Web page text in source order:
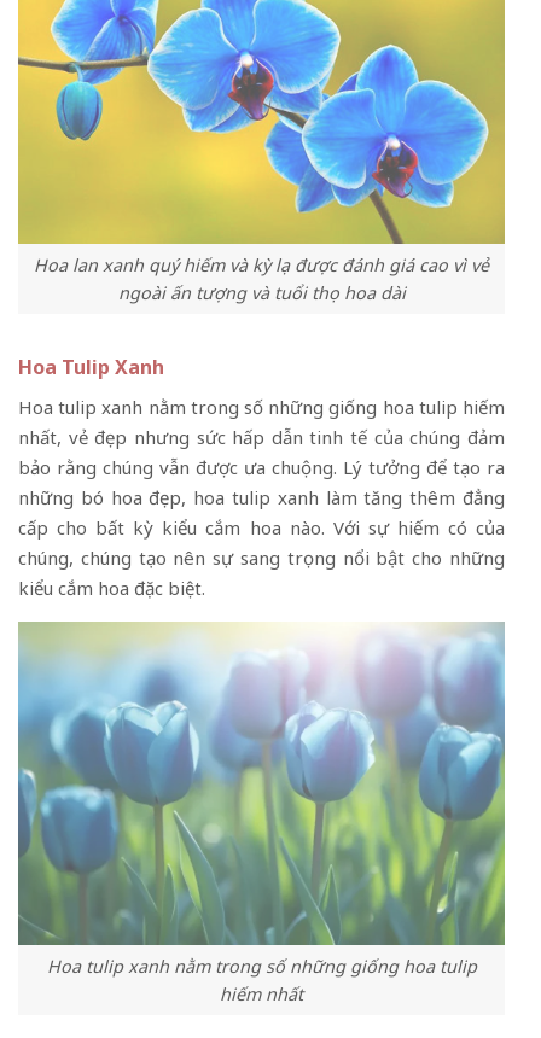
Hoa lan xanh quý hiếm và kỳ lạ được đánh giá cao vì vẻ
ngoài ấn tượng và tuổi thọ hoa dài
Hoa Tulip Xanh
Hoa tulip xanh nằm trong số những giống hoa tulip hiếm
nhất, vẻ đẹp nhưng sức hấp dẫn tinh tế của chúng đảm
bảo rằng chúng vẫn được ưa chuộng. Lý tưởng để tạo ra
những bó hoa đẹp, hoa tulip xanh làm tăng thêm đẳng
cấp cho bất kỳ kiểu cắm hoa nào. Với sự hiếm có của
chúng, chúng tạo nên sự sang trọng nổi bật cho những
kiểu cắm hoa đặc biệt.
Hoa tulip xanh nằm trong số những giống hoa tulip
hiếm nhất